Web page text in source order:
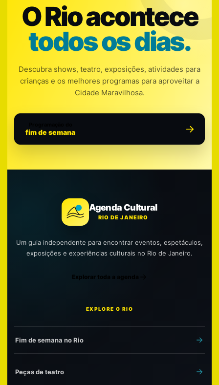
O Rio acontece
todos os dias.
Descubra shows, teatro, exposições, atividades para
crianças e os melhores programas para aproveitar a
Cidade Maravilhosa.
fim de semana
Agenda Cultural
RIO DE JANEIRO
Um guia independente para encontrar eventos, espetáculos,
exposições e experiências culturais no Rio de Janeiro.
Explorar toda a agenda
EXPLORE O RIO
Fim de semana no Rio
Peças de teatro